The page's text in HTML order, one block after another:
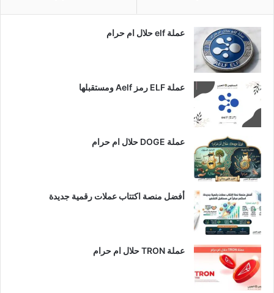
عملة elf حلال ام حرام
عملة ELF رمز Aelf ومستقبلها
عملة DOGE حلال ام حرام
أفضل منصة اكتتاب عملات رقمية جديدة
عملة TRON حلال ام حرام​